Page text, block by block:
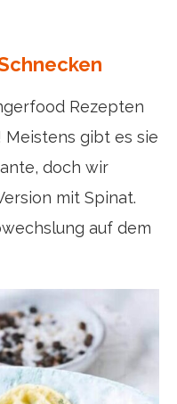
Rezepten
gibt es sie
doch wir
mit Spinat.
auf dem